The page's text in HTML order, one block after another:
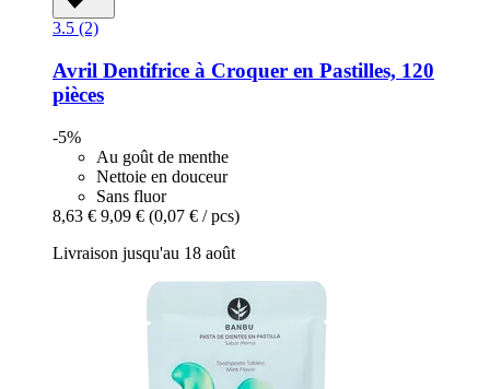
3.5 (2)
Avril Dentifrice à Croquer en Pastilles, 120
pièces
-5%
Au goût de menthe
Nettoie en douceur
Sans fluor
8,63 € 9,09 € (0,07 € / pcs)
Livraison jusqu'au 18 août